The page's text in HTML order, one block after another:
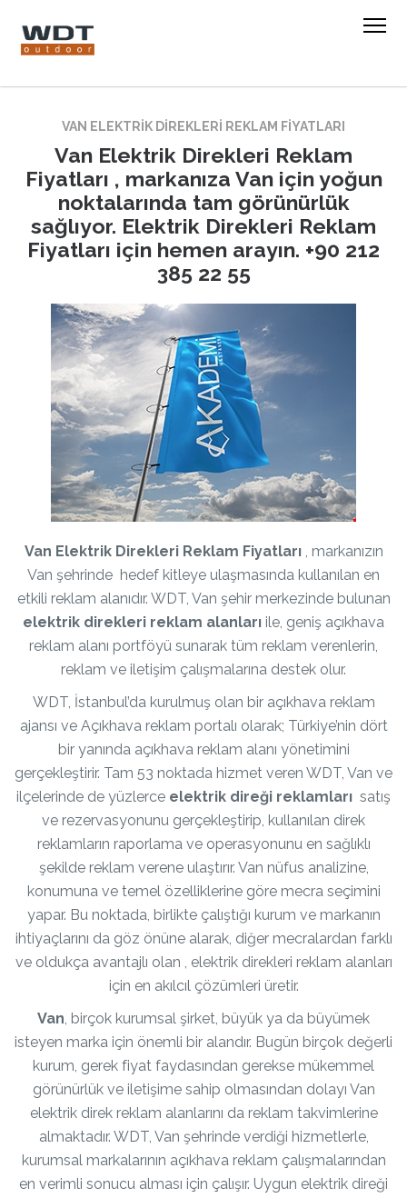
VAN ELEKTRIK DIREKLERI REKLAM FIYATLARI
Van Elektrik Direkleri Reklam
Fiyatları , markanıza Van için yoğun
noktalarında tam görünürlük
sağlıyor. Elektrik Direkleri Reklam
Fiyatları için hemen arayın. +90 212
385 22 55
Van Elektrik Direkleri Reklam Fiyatları , markanızın
Van şehrinde hedef kitleye ulaşmasında kullanılan en
etkili reklam alanıdır. WDT, Van şehir merkezinde bulunan
elektrik direkleri reklam alanları ile, geniş açıkhava
reklam alanı portföyü sunarak tüm reklam verenlerin,
reklam ve iletişim çalışmalarına destek olur.
WDT, İstanbul’da kurulmuş olan bir açıkhava reklam
ajansı ve Açıkhava reklam portalı olarak; Türkiye’nin dört
bir yanında açıkhava reklam alanı yönetimini
gerçekleştirir. Tam 53 noktada hizmet veren WDT, Van ve
ilçelerinde de yüzlerce elektrik direği reklamları satış
ve rezervasyonunu gerçekleştirip, kullanılan direk
reklamların raporlama ve operasyonunu en sağlıklı
şekilde reklam verene ulaştırır. Van nüfus analizine,
konumuna ve temel özelliklerine göre mecra seçimini
yapar. Bu noktada, birlikte çalıştığı kurum ve markanın
ihtiyaçlarını da göz önüne alarak, diğer mecralardan farklı
ve oldukça avantajlı olan , elektrik direkleri reklam alanları
için en akılcıl çözümleri üretir.
Van, birçok kurumsal şirket, büyük ya da büyümek
isteyen marka için önemli bir alandır. Bugün birçok değerli
kurum, gerek fiyat faydasından gerekse mükemmel
görünürlük ve iletişime sahip olmasından dolayı Van
elektrik direk reklam alanlarını da reklam takvimlerine
almaktadır. WDT, Van şehrinde verdiği hizmetlerle,
kurumsal markalarının açıkhava reklam çalışmalarından
en verimli sonucu alması için çalışır. Uygun elektrik direği